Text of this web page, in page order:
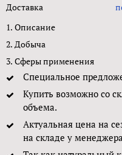
Доставка
1. Описание
2. Добыча
3. Сферы применения
Специальное
Купить возможно со
объема.
Актуальная цена на
на складе у